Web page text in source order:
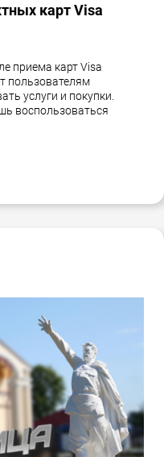
карт Visa
приема карт Visa
пользователям
услуги и покупки.
воспользоваться